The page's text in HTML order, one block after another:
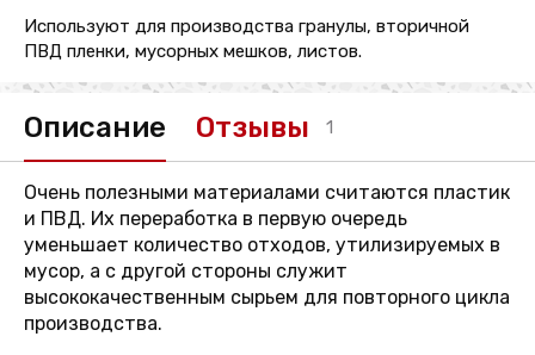
Используют для производства гранулы, вторичной
ПВД пленки, мусорных мешков, листов.
Описание Отзывы 1
Очень полезными материалами считаются пластик
и ПВД. Их переработка в первую очередь
уменьшает количество отходов, утилизируемых в
мусор, а с другой стороны служит
высококачественным сырьем для повторного цикла
производства.